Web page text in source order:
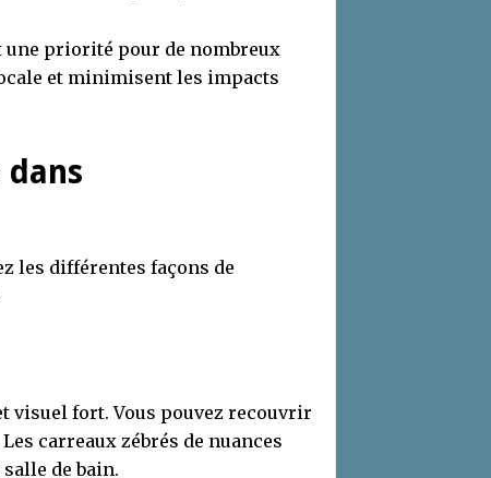
une priorité pour de nombreux
et minimisent les impacts
les différentes façons de
visuel fort. Vous pouvez recouvrir
carreaux zébrés de nuances
de bain.